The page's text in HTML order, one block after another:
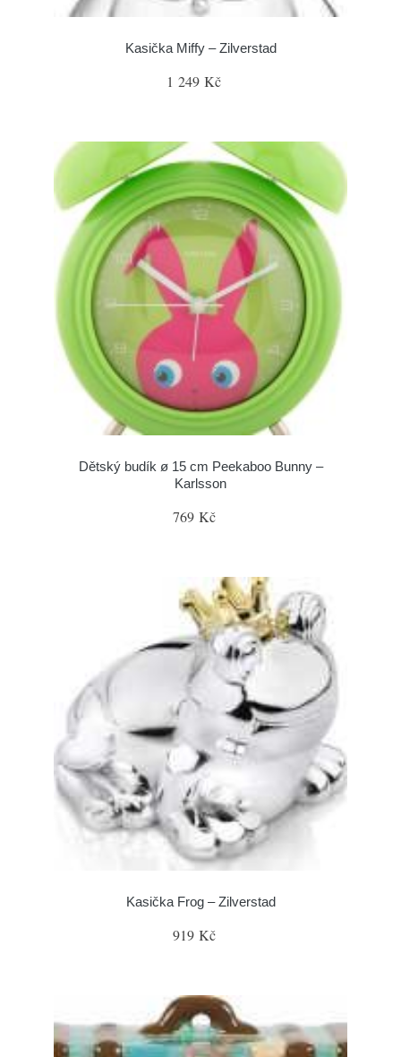
Kasička Miffy – Zilverstad
1 249 Kč
Dětský budík ø 15 cm Peekaboo Bunny –
Karlsson
769 Kč
Kasička Frog – Zilverstad
919 Kč